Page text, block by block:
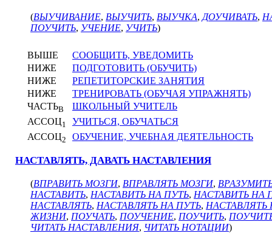
(ВЫУЧИВАНИЕ, ВЫУЧИТЬ, ВЫУЧКА, ДОУЧИВАТЬ,
ПОУЧИТЬ, УЧЕНИЕ, УЧИТЬ)
ВЫШЕ
СООБЩИТЬ, УВЕДОМИТЬ
НИЖЕ
ПОДГОТОВИТЬ (ОБУЧИТЬ)
НИЖЕ
РЕПЕТИТОРСКИЕ ЗАНЯТИЯ
НИЖЕ
ТРЕНИРОВАТЬ (ОБУЧАЯ УПРАЖНЯТЬ)
ЧАСТЬВ
ШКОЛЬНЫЙ УЧИТЕЛЬ
АССОЦ1
УЧИТЬСЯ, ОБУЧАТЬСЯ
АССОЦ2 ОБУЧЕНИЕ, УЧЕБНАЯ ДЕЯТЕЛЬНОСТЬ
НАСТАВЛЯТЬ, ДАВАТЬ НАСТАВЛЕНИЯ
(ВПРАВИТЬ МОЗГИ, ВПРАВЛЯТЬ МОЗГИ,
НАСТАВИТЬ, НАСТАВИТЬ НА ПУТЬ, НАСТАВИТЬ НА
НАСТАВЛЯТЬ, НАСТАВЛЯТЬ НА ПУТЬ,
ЖИЗНИ, ПОУЧАТЬ, ПОУЧЕНИЕ, ПОУЧИТЬ,
ЧИТАТЬ НАСТАВЛЕНИЯ, ЧИТАТЬ НОТАЦИИ)